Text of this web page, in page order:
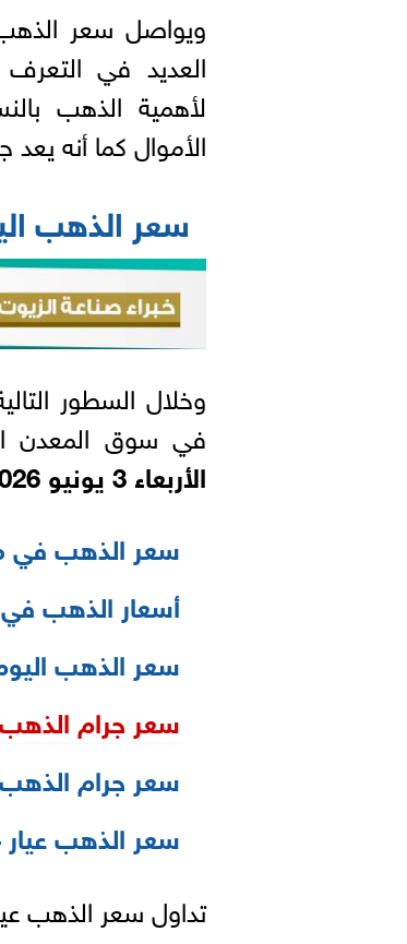
ويواصل سعر
العديد في
لأهمية الذهب
الأموال كما أنه يعد
سعر الذهب
وخلال السطور
في سوق المعدن
الأربعاء 3 يونيو 2026
سعر الذهب في مصر
أسعار الذهب
سعر الذهب
سعر جرام
سعر جرام
سعر الذهب عيار 24
تداول سعر الذهب عيار 24 للشراء 7589 جنيهًا و للبيع 7594